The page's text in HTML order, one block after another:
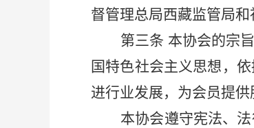
督管理总局西藏监管局和
第三条 本协会的宗
国特色社会主义思想，
进行业发展，为会员提
本协会遵守宪法、